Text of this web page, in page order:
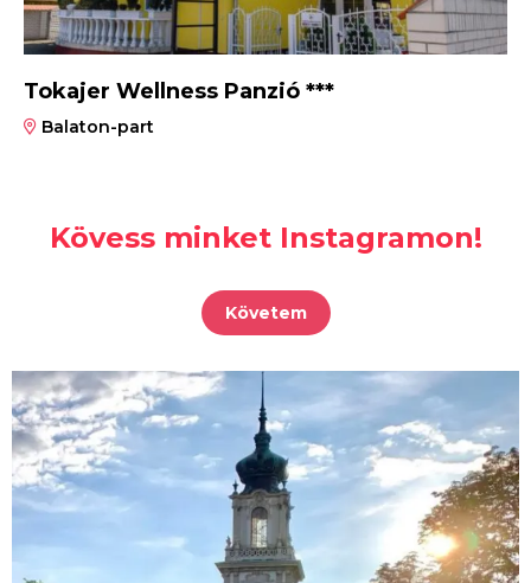
Tokajer Wellness Panzió ***
Balaton-part
Kövess minket Instagramon!
Követem